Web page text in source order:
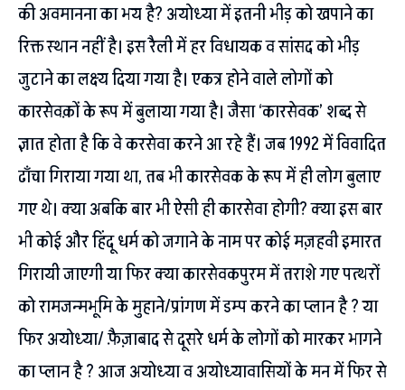
की अवमानना का भय है? अयोध्या में इतनी भीड़ को खपाने का
रिक्त स्थान नहीं है। इस रैली में हर विधायक व सांसद को भीड़
जुटाने का लक्ष्य दिया गया है। एकत्र होने वाले लोगों को
कारसेवक़ों के रूप में बुलाया गया है। जैसा ‘कारसेवक’ शब्द से
ज्ञात होता है कि वे करसेवा करने आ रहे हैं। जब 1992 में विवादित
ढाँचा गिराया गया था, तब भी कारसेवक के रूप में ही लोग बुलाए
गए थे। क्या अबकि बार भी ऐसी ही कारसेवा होगी? क्या इस बार
भी कोई और हिंदू धर्म को जगाने के नाम पर कोई मज़हवी इमारत
गिरायी जाएगी या फिर क्या कारसेवकपुरम में तराशे गए पत्थरों
को रामजन्मभूमि के मुहाने/प्रांगण में डम्प करने का प्लान है ? या
फिर अयोध्या/ फ़ैज़ाबाद से दूसरे धर्म के लोगों को मारकर भागने
का प्लान है ? आज अयोध्या व अयोध्यावासियों के मन में फिर से